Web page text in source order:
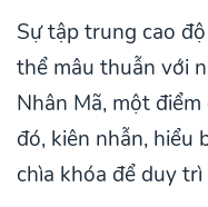
Sự tập trung cao
thể mâu thuẫn với
Nhân Mã, một
đó, kiên nhẫn, hiểu
chìa khóa để duy